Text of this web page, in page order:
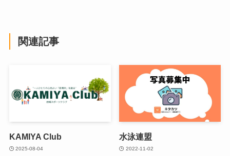
関連記事
KAMIYA Club
2025-08-04
水泳連盟
2022-11-02